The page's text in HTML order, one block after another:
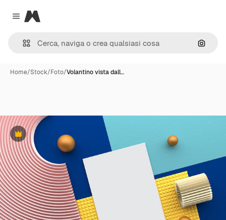
Close menu
Magnific
Cerca
Home/Stock/Foto/Volantino vista dall…
Premium